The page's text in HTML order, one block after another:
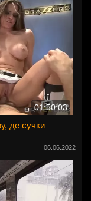
01:50:03
де сучки
06.06.2022